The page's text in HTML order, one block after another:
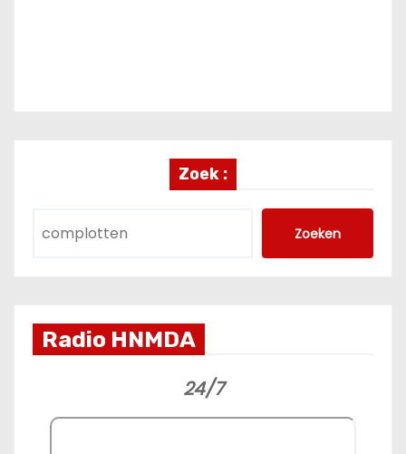
Zoek :
Zoeken
Radio HNMDA
24/7